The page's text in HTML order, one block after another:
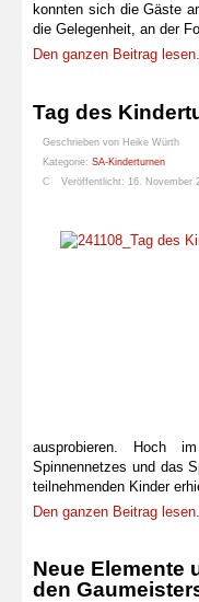
konnten sich die Gäste
die Gelegenheit, an der
Den ganzen Beitrag
Tag des
Geschrieben von Heike Würth
Kategorie: SA-Kinderturnen
Veröffentlicht: 16. November
ausprobieren. Hoch
Spinnennetzes und das
teilnehmenden Kinder
Den ganzen Beitrag
Neue Elemente
den